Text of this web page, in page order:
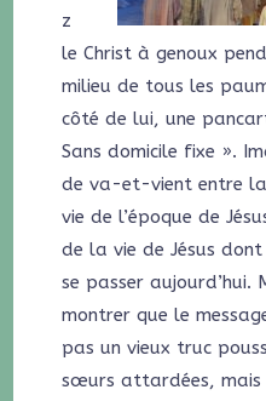
z
le Christ à genoux
milieu de tous les
côté de lui, une
Sans domicile fixe ».
de va-et-vient entre la
vie de l’époque de
de la vie de Jésus
se passer aujourd’hui.
montrer que le
pas un vieux truc
sœurs attardées, mais